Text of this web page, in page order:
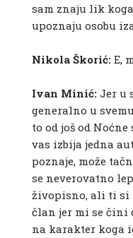
sam znaju lik
upoznaju osobu
Nikola Škorić: E,
Ivan Minić: Jer u
generalno u
to od još od
vas izbija jedna
poznaje, može
se neverovatno
živopisno, ali ti si
član jer mi se
na karakter koga